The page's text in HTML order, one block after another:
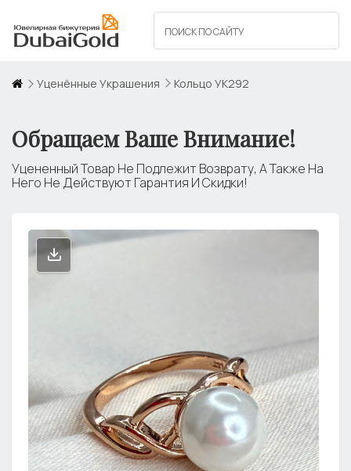
Уценённые Украшения Кольцо УК292
Обращаем Ваше Внимание!
Уцененный Товар Не Подлежит Возврату, А Также На
Него Не Действуют Гарантия И Скидки!